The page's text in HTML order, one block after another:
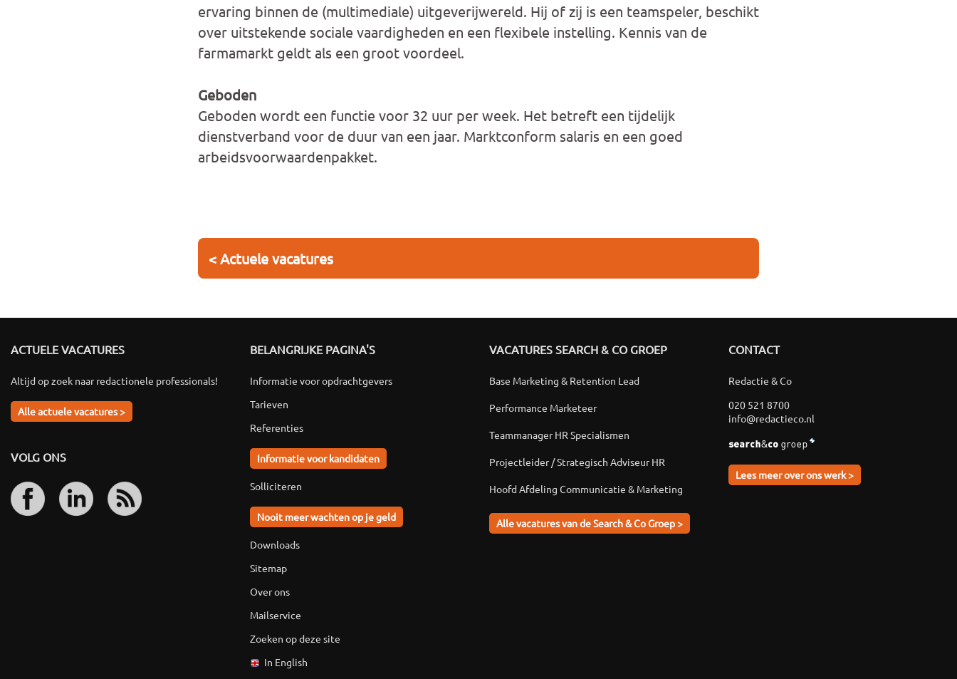
ervaring binnen de (multimediale) uitgeverijwereld. Hij of zij is een teamspeler, beschikt
over uitstekende sociale vaardigheden en een flexibele instelling. Kennis van de
farmamarkt geldt als een groot voordeel.
Geboden
Geboden wordt een functie voor 32 uur per week. Het betreft een tijdelijk
dienstverband voor de duur van een jaar. Marktconform salaris en een goed
arbeidsvoorwaardenpakket.
< Actuele vacatures
ACTUELE VACATURES
Altijd op zoek naar redactionele professionals!
Alle actuele vacatures >
VOLG ONS
BELANGRIJKE PAGINA'S
Informatie voor opdrachtgevers
Tarieven
Referenties
Informatie voor kandidaten
Solliciteren
Nooit meer wachten op je geld
Downloads
Sitemap
Over ons
Mailservice
Zoeken op deze site
In English
VACATURES SEARCH & CO GROEP
Base Marketing & Retention Lead
Performance Marketeer
Teammanager HR Specialismen
Projectleider / Strategisch Adviseur HR
Hoofd Afdeling Communicatie & Marketing
Alle vacatures van de Search & Co Groep >
CONTACT
Redactie & Co
020 521 8700
info@redactieco.nl
Lees meer over ons werk >